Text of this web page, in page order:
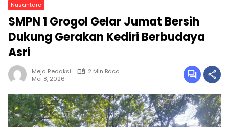
Nusantara
SMPN 1 Grogol Gelar Jumat Bersih
Dukung Gerakan Kediri Berbudaya
Asri
Meja Redaksi
2 Min Baca
Mei 8, 2026